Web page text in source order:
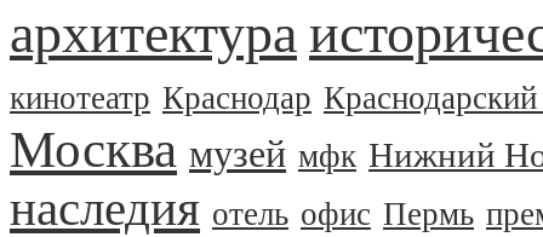
архитектура
кинотеатр Краснодар
Москва музей мфк Нижний
наследия отель офис Пермь